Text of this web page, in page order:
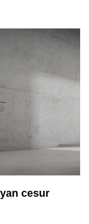
cesur